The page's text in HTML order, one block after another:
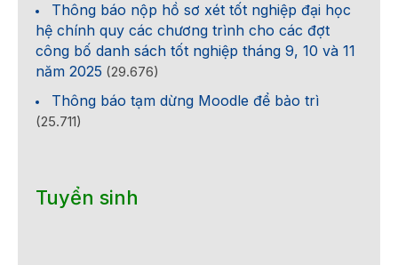
Thông báo nộp hồ sơ xét tốt nghiệp đại học
hệ chính quy các chương trình cho các đợt
công bố danh sách tốt nghiệp tháng 9, 10 và 11
năm 2025 (29.676)
Thông báo tạm dừng Moodle để bảo trì
(25.711)
Tuyển sinh